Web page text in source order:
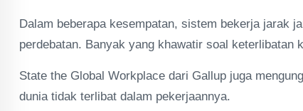
Dalam beberapa kesempatan, sistem bekerja jarak
perdebatan. Banyak yang khawatir soal keterlibatan
State the Global Workplace dari Gallup juga
dunia tidak terlibat dalam pekerjaannya.